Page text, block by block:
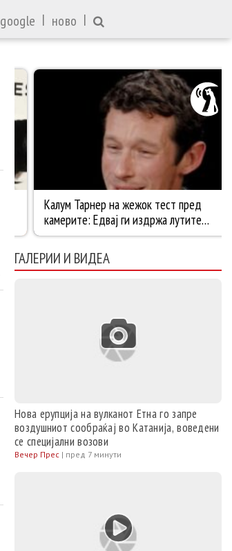
google | ново |
ГАЛЕРИИ И ВИДЕА
Нова ерупција на вулканот Етна го запре
воздушниот сообраќај во Катанија, воведени
се специјални возови
Вечер Прес | пред 7 минути